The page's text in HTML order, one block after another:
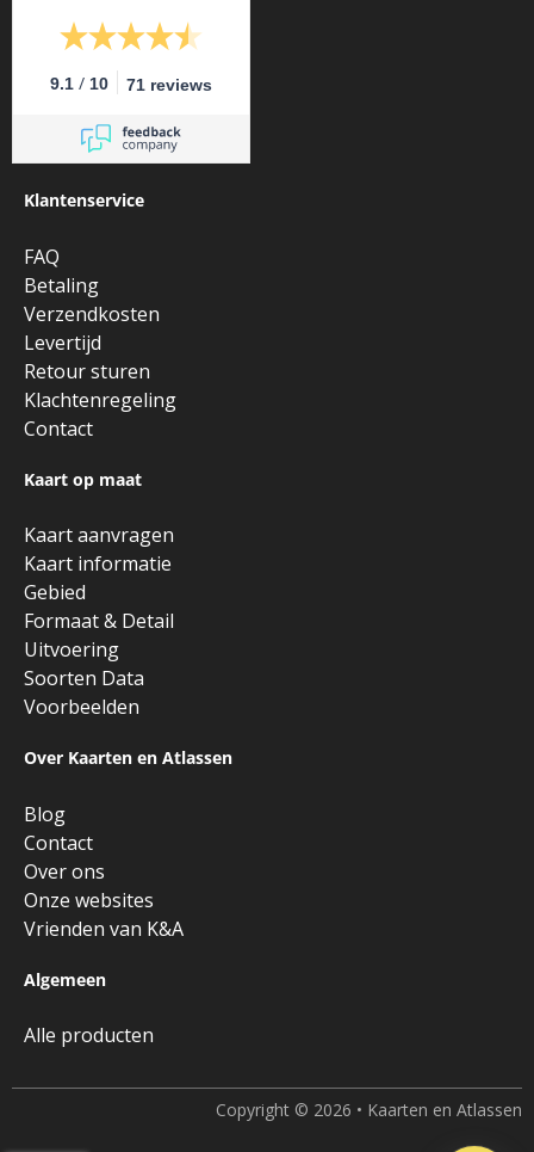
9.1 / 10 71 reviews
Klantenservice
FAQ
Betaling
Verzendkosten
Levertijd
Retour sturen
Klachtenregeling
Contact
Kaart op maat
Kaart aanvragen
Kaart informatie
Gebied
Formaat & Detail
Uitvoering
Soorten Data
Voorbeelden
Over Kaarten en Atlassen
Blog
Contact
Over ons
Onze websites
Vrienden van K&A
Algemeen
Alle producten
Copyright © 2026 • Kaarten en Atlassen